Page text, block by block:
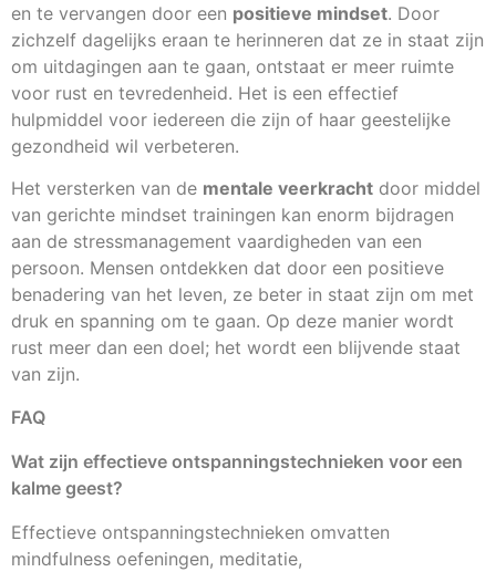
en te vervangen door een positieve mindset. Door
zichzelf dagelijks eraan te herinneren dat ze in staat zijn
om uitdagingen aan te gaan, ontstaat er meer ruimte
voor rust en tevredenheid. Het is een effectief
hulpmiddel voor iedereen die zijn of haar geestelijke
gezondheid wil verbeteren.
Het versterken van de mentale veerkracht door middel
van gerichte mindset trainingen kan enorm bijdragen
aan de stressmanagement vaardigheden van een
persoon. Mensen ontdekken dat door een positieve
benadering van het leven, ze beter in staat zijn om met
druk en spanning om te gaan. Op deze manier wordt
rust meer dan een doel; het wordt een blijvende staat
van zijn.
FAQ
Wat zijn effectieve ontspanningstechnieken voor een
kalme geest?
Effectieve ontspanningstechnieken omvatten
mindfulness oefeningen, meditatie,